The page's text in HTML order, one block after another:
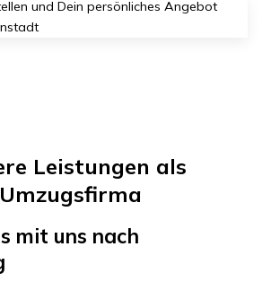
Leistungen als
Umzugsfirma
mit uns nach